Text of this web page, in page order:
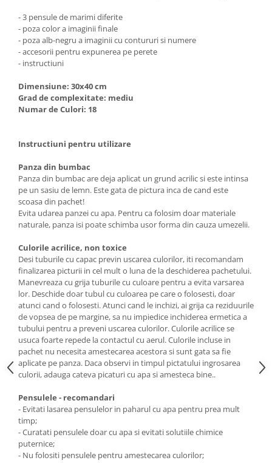
- 3 pensule de marimi diferite
- poza color a imaginii finale
- poza alb-negru a imaginii cu contururi si numere
- accesorii pentru expunerea pe perete
- instructiuni
Dimensiune: 30x40 cm
Grad de complexitate: mediu
Numar de Culori: 18
Instructiuni pentru utilizare
Panza din bumbac
Panza din bumbac are deja aplicat un grund acrilic si este intinsa
pe un sasiu de lemn. Este gata de pictura inca de cand este
scoasa din pachet!
Evita udarea panzei cu apa. Pentru ca folosim doar materiale
naturale, panza isi poate schimba usor forma din cauza umezelii.
Culorile acrilice, non toxice
Desi tuburile cu capac previn uscarea culorilor, iti recomandam
finalizarea picturii in cel mult o luna de la deschiderea pachetului.
Manevreaza cu grija tuburile cu culoare pentru a evita varsarea
lor. Deschide doar tubul cu culoarea pe care o folosesti, doar
atunci cand o folosesti. Atunci cand le inchizi, ai grija ca reziduurile
de vopsea de pe margine, sa nu impiedice inchiderea ermetica a
tubului pentru a preveni uscarea culorilor. Culorile acrilice se
usuca foarte repede la contactul cu aerul. Culorile incluse in
pachet nu necesita amestecarea acestora si sunt gata sa fie
aplicate pe panza. Daca observi in timpul pictatului ingrosarea
culorii, adauga cateva picaturi cu apa si amesteca bine..
Pensulele - recomandari
- Evitati lasarea pensulelor in paharul cu apa pentru prea mult
timp;
- Curatati pensulele doar cu apa si evitati solutiile chimice
puternice;
- Nu folositi pensulele pentru amestecarea culorilor;